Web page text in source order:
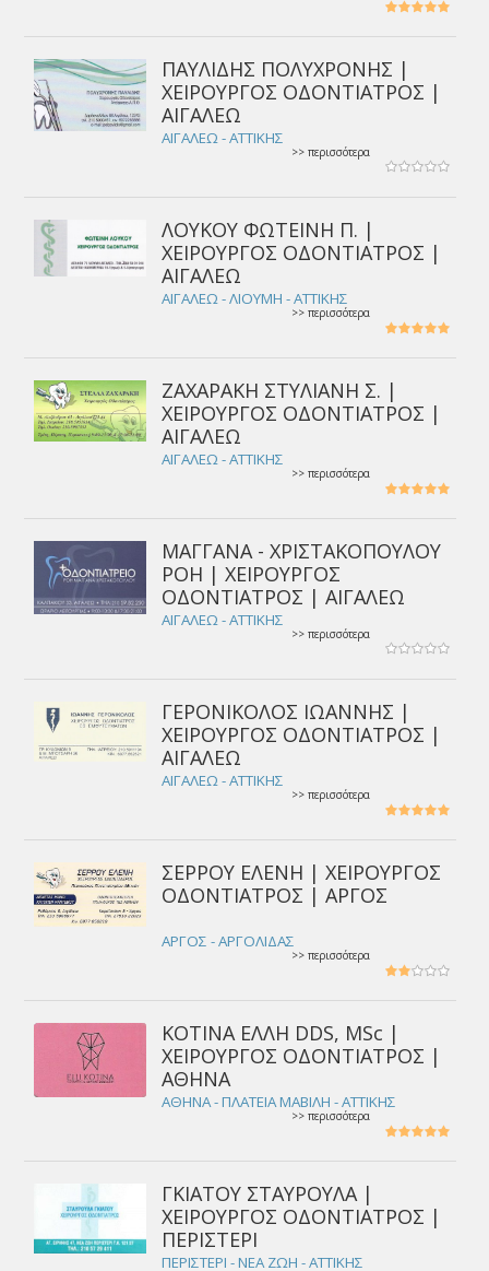
ΠΑΥΛΙΔΗΣ ΠΟΛΥΧΡΟΝΗΣ |
ΧΕΙΡΟΥΡΓΟΣ ΟΔΟΝΤΙΑΤΡΟΣ |
ΑΙΓΑΛΕΩ
ΑΙΓΑΛΕΩ - ΑΤΤΙΚΗΣ
>> περισσότερα
ΛΟΥΚΟΥ ΦΩΤΕΙΝΗ Π. |
ΧΕΙΡΟΥΡΓΟΣ ΟΔΟΝΤΙΑΤΡΟΣ |
ΑΙΓΑΛΕΩ
ΑΙΓΑΛΕΩ - ΛΙΟΥΜΗ - ΑΤΤΙΚΗΣ
>> περισσότερα
ΖΑΧΑΡΑΚΗ ΣΤΥΛΙΑΝΗ Σ. |
ΧΕΙΡΟΥΡΓΟΣ ΟΔΟΝΤΙΑΤΡΟΣ |
ΑΙΓΑΛΕΩ
ΑΙΓΑΛΕΩ - ΑΤΤΙΚΗΣ
>> περισσότερα
ΜΑΓΓΑΝΑ - ΧΡΙΣΤΑΚΟΠΟΥΛΟΥ
ΡΟΗ | ΧΕΙΡΟΥΡΓΟΣ
ΟΔΟΝΤΙΑΤΡΟΣ | ΑΙΓΑΛΕΩ
ΑΙΓΑΛΕΩ - ΑΤΤΙΚΗΣ
>> περισσότερα
ΓΕΡΟΝΙΚΟΛΟΣ ΙΩΑΝΝΗΣ |
ΧΕΙΡΟΥΡΓΟΣ ΟΔΟΝΤΙΑΤΡΟΣ |
ΑΙΓΑΛΕΩ
ΑΙΓΑΛΕΩ - ΑΤΤΙΚΗΣ
>> περισσότερα
ΣΕΡΡΟΥ ΕΛΕΝΗ | ΧΕΙΡΟΥΡΓΟΣ
ΟΔΟΝΤΙΑΤΡΟΣ | ΑΡΓΟΣ
ΑΡΓΟΣ - ΑΡΓΟΛΙΔΑΣ
>> περισσότερα
ΚΟΤΙΝΑ ΕΛΛΗ DDS, MSc |
ΧΕΙΡΟΥΡΓΟΣ ΟΔΟΝΤΙΑΤΡΟΣ |
ΑΘΗΝΑ
ΑΘΗΝΑ - ΠΛΑΤΕΙΑ ΜΑΒΙΛΗ - ΑΤΤΙΚΗΣ
>> περισσότερα
ΓΚΙΑTΟΥ ΣΤΑΥΡΟΥΛΑ |
ΧΕΙΡΟΥΡΓΟΣ ΟΔΟΝΤΙΑΤΡΟΣ |
ΠΕΡΙΣΤΕΡΙ
ΠΕΡΙΣΤΕΡΙ - ΝΕΑ ΖΩΗ - ΑΤΤΙΚΗΣ